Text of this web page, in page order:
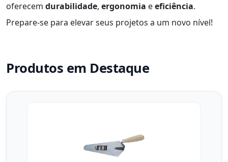
oferecem durabilidade, ergonomia eeficiência.
Prepare-se para elevar seus projetos a um novo nível!
Produtos em Destaque